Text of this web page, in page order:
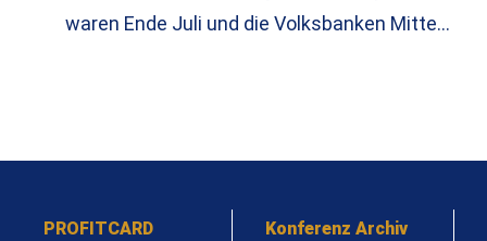
waren Ende Juli und die Volksbanken Mitte…
PROFITCARD
Konferenz Archiv